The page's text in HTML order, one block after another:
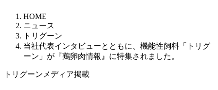
HOME
ニュース
トリグーン
当社代表インタビューとともに、機能性飼料「トリグ
ーン」が『鶏卵肉情報』に特集されました。
トリグーン メディア掲載